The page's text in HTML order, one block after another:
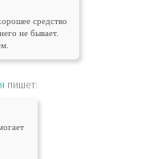
средство
не бывает.
пишет: